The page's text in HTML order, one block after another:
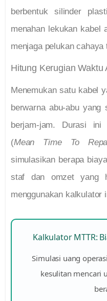
berbentuk silinder
menahan lekukan kabel
menjaga pelukan
Hitung Kerugian Waktu
Menemukan satu kabel
berwarna abu-abu yang
berjam-jam. Durasi ini
(Mean Time To
simulasikan berapa
staf dan omzet yang
menggunakan kalkulator
Kalkulator MTTR:
Simulasi uang
kesulitan mencari